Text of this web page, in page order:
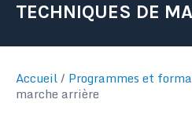
TECHNIQUES DE
Accueil/ Programmes et
marche arrière